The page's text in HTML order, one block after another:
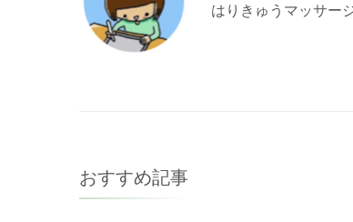
はりきゅうマッサー
おすすめ記事